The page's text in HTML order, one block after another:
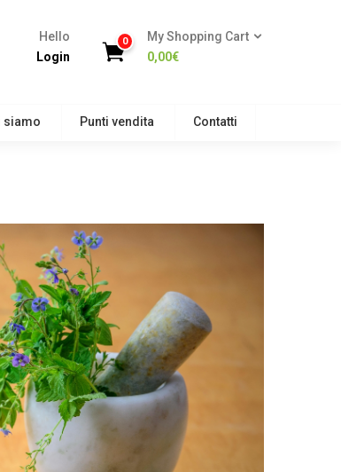
Hello
Login
0
My Shopping Cart
0,00€
siamo Punti vendita Contatti